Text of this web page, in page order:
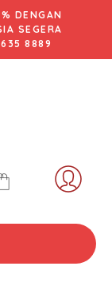
DENGAN
SEGERA
8889